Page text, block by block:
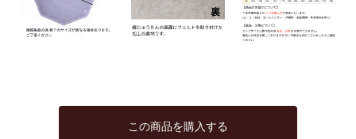
この商品を購入する